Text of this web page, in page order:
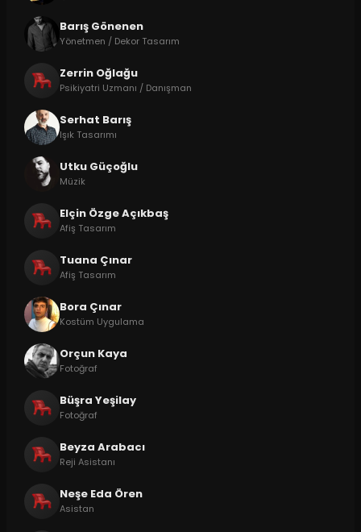
Barış Gönenen
Yönetmen / Dekor Tasarım
Zerrin Oğlağu
Psikiyatri Uzmanı / Danışman
Serhat Barış
Işık Tasarımı
Utku Güçoğlu
Müzik
Elçin Özge Açıkbaş
Afiş Tasarım
Tuana Çınar
Afiş Tasarım
Bora Çınar
Kostüm Uygulama
Orçun Kaya
Fotoğraf
Büşra Yeşilay
Fotoğraf
Beyza Arabacı
Reji Asistanı
Neşe Eda Ören
Asistan